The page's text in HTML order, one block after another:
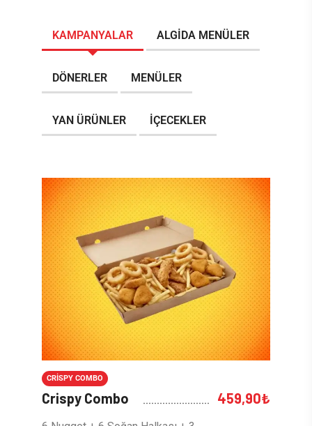
KAMPANYALAR ALGIDA MENÜLER
DÖNERLER MENÜLER
YAN ÜRÜNLER İÇECEKLER
CRISPY COMBO
Crispy Combo 459,90₺